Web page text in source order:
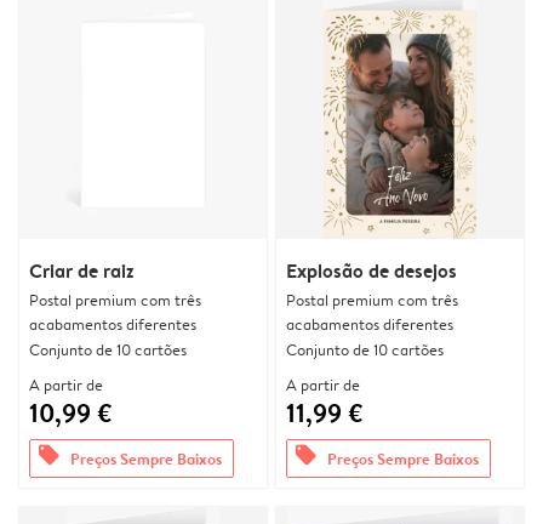
Criar de raiz
Postal premium com três
acabamentos diferentes
Conjunto de 10 cartões
A partir de
10,99 €
offers Preços Sempre Baixos
Explosão de desejos
Postal premium com três
acabamentos diferentes
Conjunto de 10 cartões
A partir de
11,99 €
offers Preços Sempre Baixos